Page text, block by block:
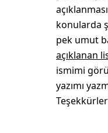
konularda
pek umut
açıklanan
ismimi
yazımı
Teşekkürler